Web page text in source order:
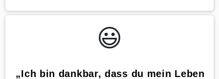
😃️
„Ich bin dankbar, dass du mein Leben